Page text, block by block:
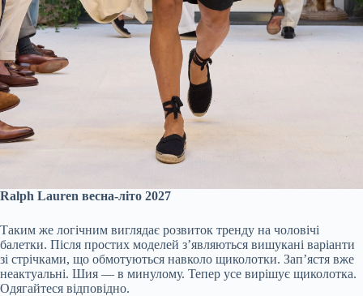
Ralph Lauren весна-літо 2027
Таким же логічним виглядає розвиток тренду на чоловічі
балетки. Після простих моделей з’являються вишукані варіанти
зі стрічками, що обмотуються навколо щиколотки. Зап’ястя вже
неактуальні. Шия — в минулому. Тепер усе вирішує щиколотка.
Одягайтеся відповідно.